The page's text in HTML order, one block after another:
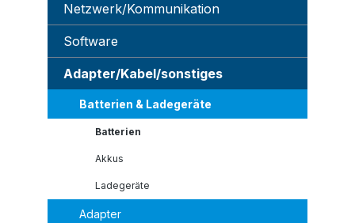
Netzwerk/Kommunikation
Software
Adapter/Kabel/sonstiges
Batterien & Ladegeräte
Batterien
Akkus
Ladegeräte
Adapter